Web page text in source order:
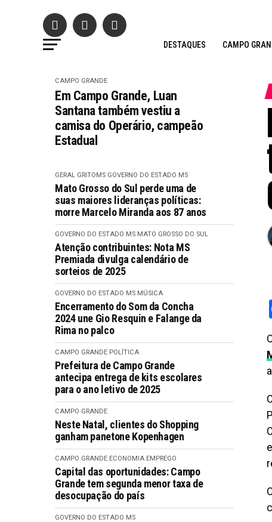
DESTAQUES CAMPO
CAMPO GRANDE
Em Campo Grande, Luan
Santana também vestiu a
camisa do Operário, campeão
Estadual
GERAL GRITOMS GOVERNO DO ESTADO MS
Mato Grosso do Sul perde uma de
suas maiores lideranças políticas:
morre Marcelo Miranda aos 87 anos
GOVERNO DO ESTADO MS MATO GROSSO DO SUL
Atenção contribuintes: Nota MS
Premiada divulga calendário de
sorteios de 2025
GOVERNO DO ESTADO MS MÚSICA
Encerramento do Som da Concha
2024 une Gio Resquin e Falange da
Rima no palco
CAMPO GRANDE POLÍTICA
Prefeitura de Campo Grande
antecipa entrega de kits escolares
para o ano letivo de 2025
CAMPO GRANDE
Neste Natal, clientes do Shopping
ganham panetone Kopenhagen
CAMPO GRANDE ECONOMIA EMPREGO
Capital das oportunidades: Campo
Grande tem segunda menor taxa de
desocupação do país
GOVERNO DO ESTADO MS